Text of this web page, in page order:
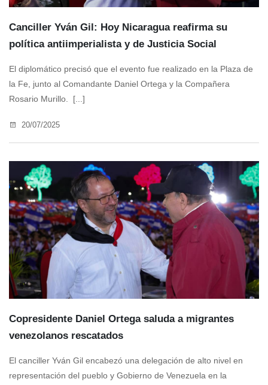
‎Canciller Yván Gil: Hoy Nicaragua reafirma su
política antiimperialista y de Justicia Social
El diplomático precisó que el evento fue realizado en la Plaza de
la Fe, junto al Comandante Daniel Ortega y la Compañera
Rosario Murillo. [...]
20/07/2025
Copresidente Daniel Ortega saluda a migrantes
venezolanos rescatados
El canciller Yván Gil encabezó una delegación de alto nivel en
representación del pueblo y Gobierno de Venezuela en la